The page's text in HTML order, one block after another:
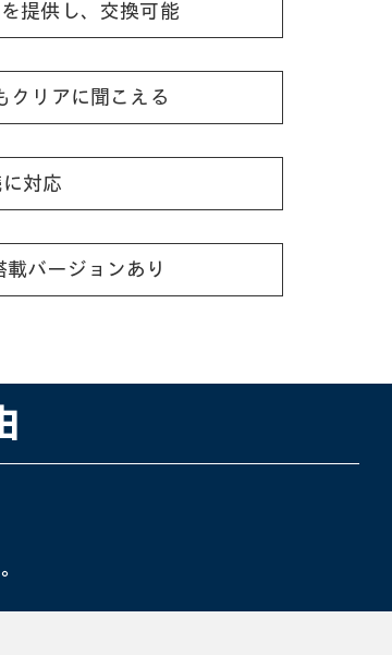
提供し、交換可能
クリアに聞こえる
対応
バージョンあり